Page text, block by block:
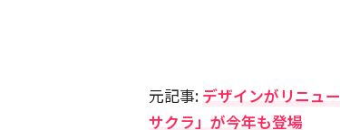
元記事: デザインがリニュ
サクラ」が今年も登場